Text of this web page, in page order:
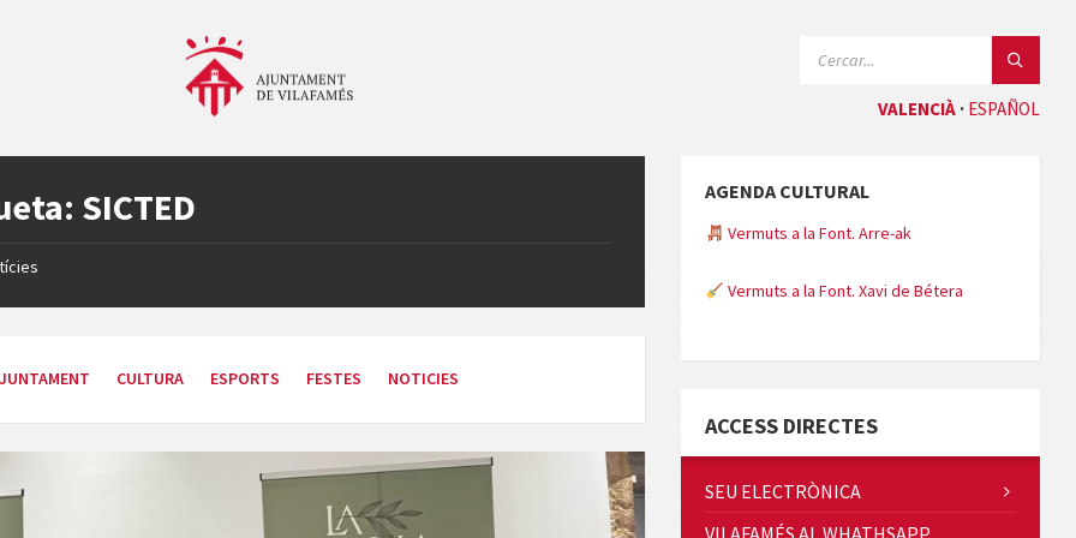
VALENCIÀ ESPAÑOL
SICTED
CULTURA ESPORTS FESTES NOTICIES
AGENDA CULTURAL
Vermuts a la Font. Arre-ak
Vermuts a la Font. Xavi de Bétera
ACCESS DIRECTES
SEU ELECTRÒNICA